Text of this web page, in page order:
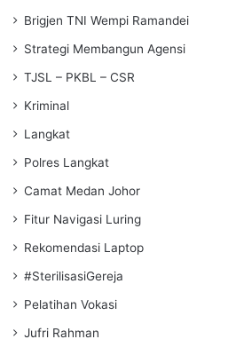
Brigjen TNI Wempi Ramandei
Strategi Membangun Agensi
TJSL – PKBL – CSR
Kriminal
Langkat
Polres Langkat
Camat Medan Johor
Fitur Navigasi Luring
Rekomendasi Laptop
#SterilisasiGereja
Pelatihan Vokasi
Jufri Rahman